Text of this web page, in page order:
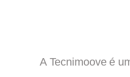
A Tecnimoove é